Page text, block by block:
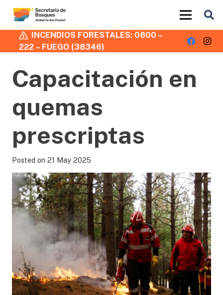
INCENDIOS FORESTALES: 0800 –
222 – FUEGO (38346)
Capacitación en
quemas
prescriptas
Posted on 21 May 2025